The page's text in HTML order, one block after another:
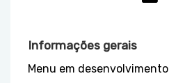
Informações gerais
Menu em desenvolvimento